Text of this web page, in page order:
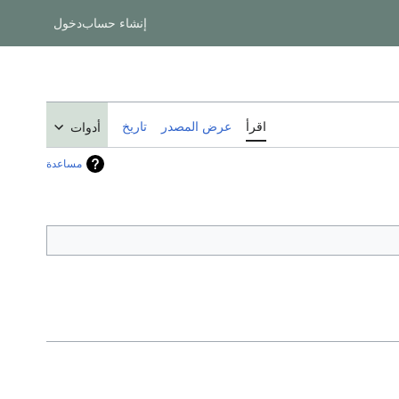
إنشاء حسابدخول
اقرأ عرض المصدر تاريخ أدوات
مساعدة